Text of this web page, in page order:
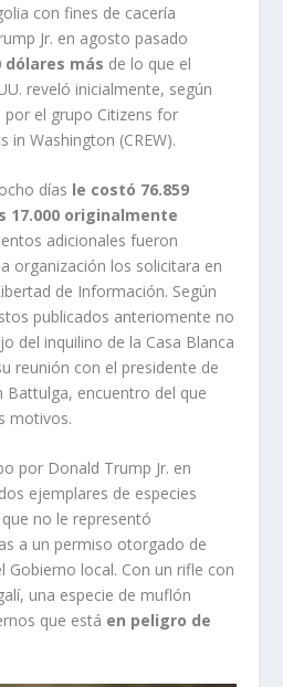
con fines de cacería
Jr. en agosto pasado
dólares más de lo que el
reveló inicialmente, según
el grupo Citizens for
in Washington (CREW).
días le costó 76.859
17.000 originalmente
adicionales fueron
organización los solicitara en
de Información. Según
publicados anteriomente no
del inquilino de la Casa Blanca
reunión con el presidente de
Battulga, encuentro del que
motivos.
por Donald Trump Jr. en
ejemplares de especies
no le representó
a un permiso otorgado de
local. Con un rifle con
una especie de muflón
que está en peligro de